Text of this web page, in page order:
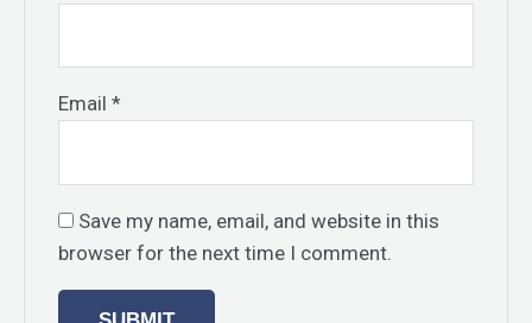
Email*
Save my name, email, and website in this
browser for the next time I comment.